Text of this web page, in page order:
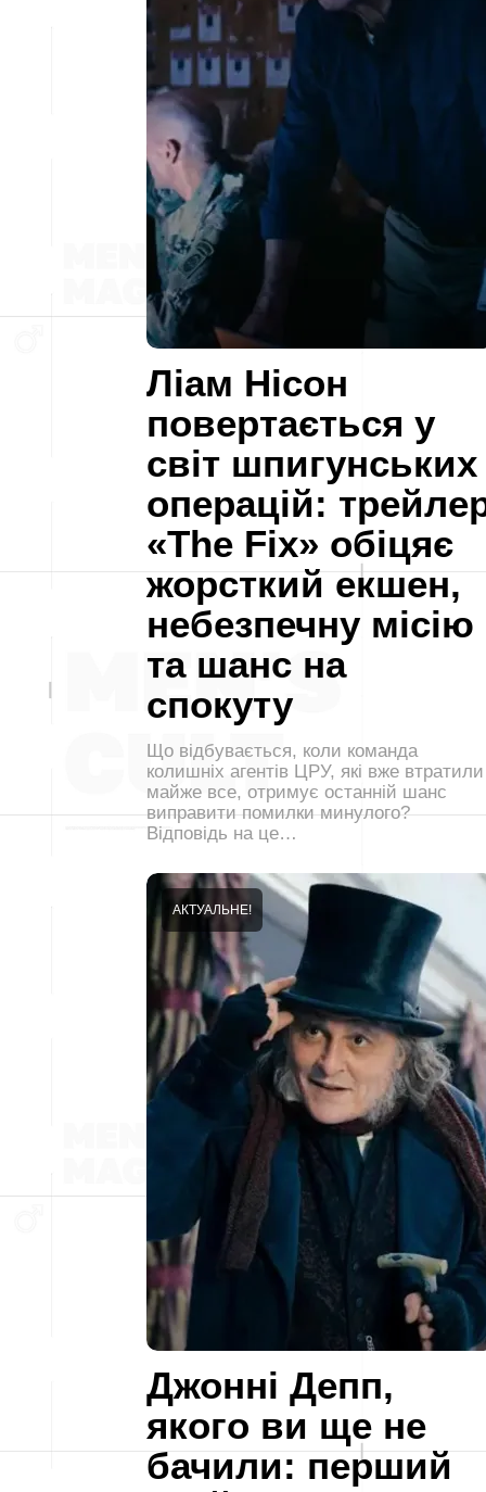
Ліам Нісон
повертається у
світ шпигунських
операцій:
«The Fix» обіцяє
жорсткий екшен,
небезпечну місію
та шанс на
спокуту
Що відбувається, коли команда
колишніх агентів ЦРУ, які вже втратили
майже все, отримує останній шанс
виправити помилки минулого?
Відповідь на це…
Джонні Депп,
якого ви ще не
бачили: перший
АКТУАЛЬНЕ!